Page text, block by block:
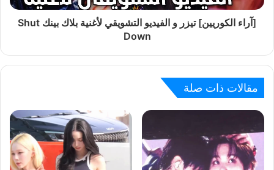
[آراء الكوريين] تيزر و الفيديو التشويقي لأغنية بلاك بينك Shut
Down
مقالات ذات صلة